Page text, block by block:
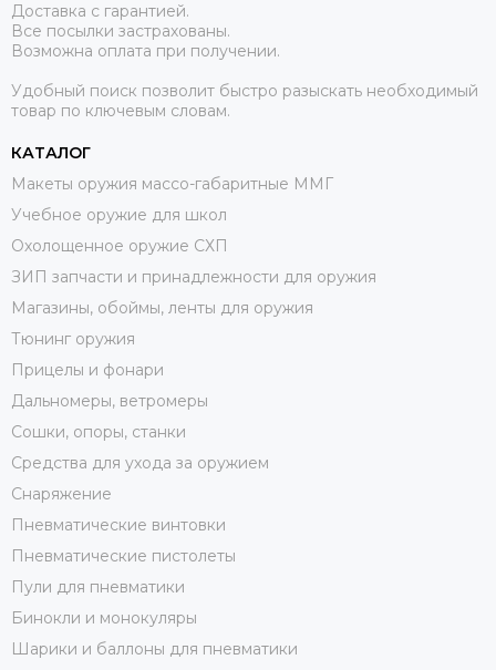
Доставка с гарантией.
Все посылки застрахованы.
Возможна оплата при получении.
Удобный поиск позволит быстро разыскать необходимый
товар по ключевым словам.
КАТАЛОГ
Макеты оружия массо-габаритные ММГ
Учебное оружие для школ
Охолощенное оружие СХП
ЗИП запчасти и принадлежности для оружия
Магазины, обоймы, ленты для оружия
Тюнинг оружия
Прицелы и фонари
Дальномеры, ветромеры
Сошки, опоры, станки
Средства для ухода за оружием
Снаряжение
Пневматические винтовки
Пневматические пистолеты
Пули для пневматики
Бинокли и монокуляры
Шарики и баллоны для пневматики